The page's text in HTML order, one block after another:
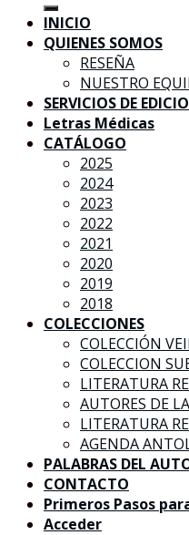
INICIO
QUIENES SOMOS
RESEÑA
NUESTRO
SERVICIOS DE
Letras Médicas
CATÁLOGO
2025
2024
2023
2022
2021
2020
2019
2018
COLECCIONES
COLECCIÓN
COLECCION
LITERATURA
AUTORES DE
LITERATURA
AGENDA
PALABRAS DEL
CONTACTO
Primeros Pasos
Acceder